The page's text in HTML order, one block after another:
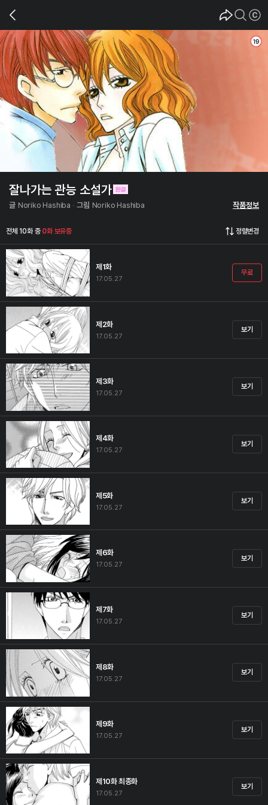
잘나가는 관능 소설가
글 Noriko Hashiba 그림 Noriko Hashiba 작품정보
전체 10화 중 0화 보유중 정렬변경
제1화
17.05.27
무료
제2화
17.05.27
보기
제3화
17.05.27
보기
제4화
17.05.27
보기
제5화
17.05.27
보기
제6화
17.05.27
보기
제7화
17.05.27
보기
제8화
17.05.27
보기
제9화
17.05.27
보기
제10화 최종화
17.05.27
보기